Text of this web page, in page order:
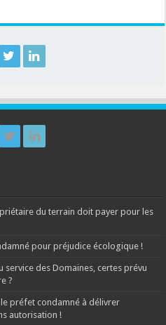
du terrain doit payer pour les
pour préjudice écologique !
service des Domaines, certes prévu
?
le préfet condamné à délivrer
autorisation !